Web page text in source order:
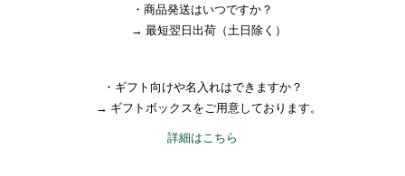
・商品発送はいつですか？
→ 最短翌日出荷（土日除く）
・ギフト向けや名入れはできますか？
→ ギフトボックスをご用意しております。
詳細はこちら